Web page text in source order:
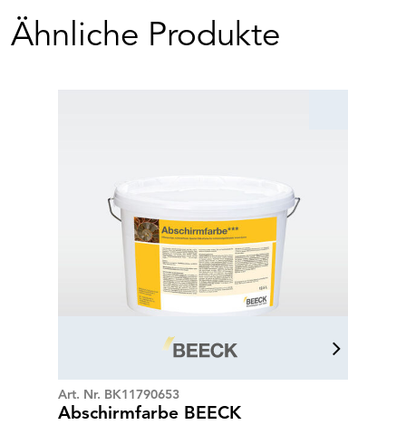
Ähnliche Produkte
Art. Nr. BK11790653
Abschirmfarbe BEECK